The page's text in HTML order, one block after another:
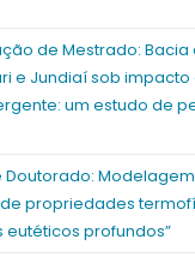
de Mestrado: Bacia
e Jundiaí sob
um estudo de
Doutorado:
de propriedades
eutéticos profundos”